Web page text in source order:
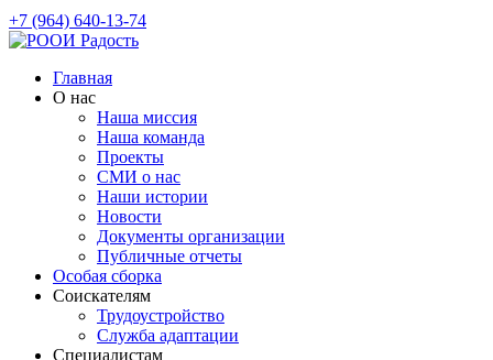
+7 (964) 640-13-74
Главная
О нас
Наша миссия
Наша команда
Проекты
СМИ о нас
Наши истории
Новости
Документы организации
Публичные отчеты
Особая сборка
Соискателям
Трудоустройство
Служба адаптации
Специалистам